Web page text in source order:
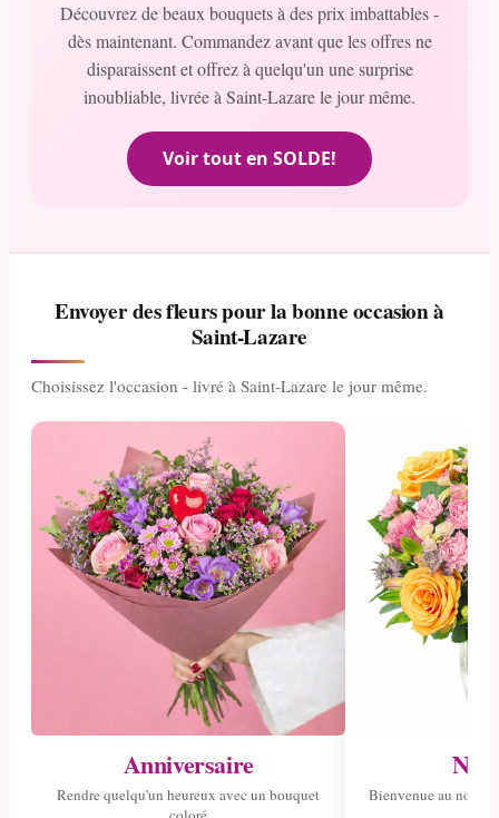
Découvrez de beaux bouquets à des prix imbattables -
dès maintenant. Commandez avant que les offres ne
disparaissent et offrez à quelqu'un une surprise
inoubliable, livrée à Saint-Lazare le jour même.
Voir tout en SOLDE!
Envoyer des fleurs pour la bonne occasion à
Saint-Lazare
Choisissez l'occasion - livré à Saint-Lazare le jour même.
Anniversaire
Rendre quelqu'un heureux avec un bouquet
Bienvenue au